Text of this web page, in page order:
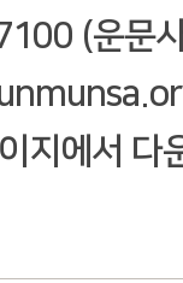
(운문
지에서 다